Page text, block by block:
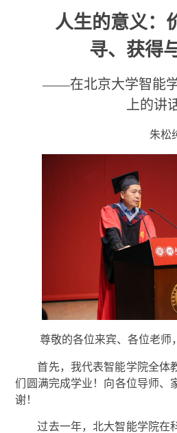
人生的意义：
寻、获得
——在北京大学智能
上的讲
朱松
尊敬的各位来宾、各位老师
首先，我代表智能学院全体
们圆满完成学业！向各位导师、
谢！
过去一年，北大智能学院在